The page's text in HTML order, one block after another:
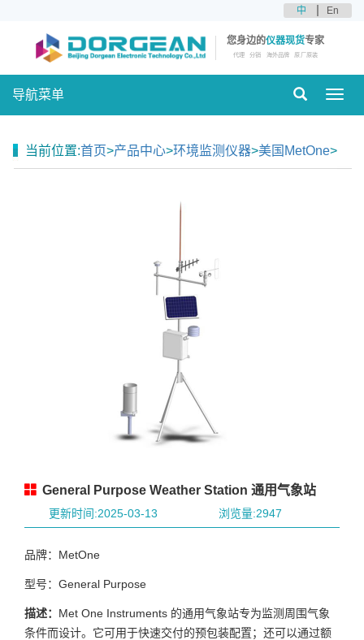
中 En
您身边的仪器现货专家
代理 分销 海外品牌 原厂原装
导航菜单
当前位置:首页>产品中心>环境监测仪器>美国MetOne>
General Purpose Weather Station 通用气象站
更新时间:2025-03-13 浏览量:2947
品牌：MetOne
型号：General Purpose
描述： Met One Instruments 的通用气象站专为监测周围气象
条件而设计。它可用于快速交付的预包装配置；还可以通过额